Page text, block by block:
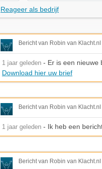
Reageer als bedrijf
Bericht van Robin van Klacht.nl
1 jaar geleden - Er is een nieuwe
Download hier uw brief
Bericht van Robin van Klacht.nl
1 jaar geleden - Ik heb een
Bericht van Robin van Klacht.nl